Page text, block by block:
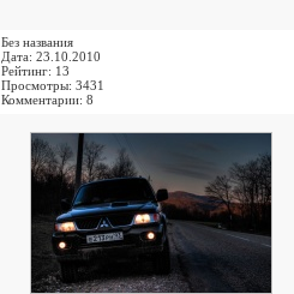
Без названия
Дата: 23.10.2010
Рейтинг: 13
Просмотры: 3431
Комментарии: 8